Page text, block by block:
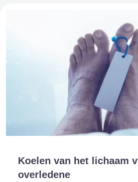
Koelen van het lichaam
overledene